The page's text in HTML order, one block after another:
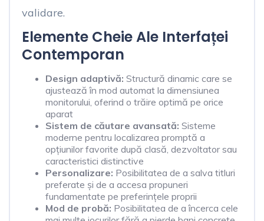
validare.
Elemente Cheie Ale Interfaței
Contemporan
Design adaptivă: Structură dinamic care se
ajustează în mod automat la dimensiunea
monitorului, oferind o trăire optimă pe orice
aparat
Sistem de căutare avansată: Sisteme
moderne pentru localizarea promptă a
opțiunilor favorite după clasă, dezvoltator sau
caracteristici distinctive
Personalizare: Posibilitatea de a salva titluri
preferate și de a accesa propuneri
fundamentate pe preferințele proprii
Mod de probă: Posibilitatea de a încerca cele